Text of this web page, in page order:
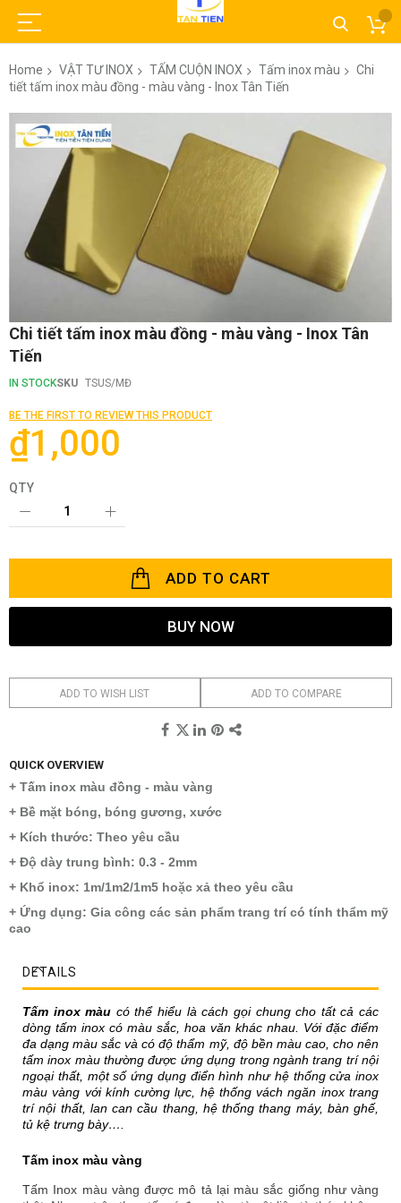
Home VẬT TƯ INOX TẤM CUỘN INOX Tấm inox màu
Chi
tiết tấm inox màu đồng - màu vàng - Inox Tân Tiến
to
the
images
gallery
Skip
the
of
images
gallery
Chi tiết tấm inox màu đồng - màu vàng - Inox Tân
Tiến
IN STOCKSKU TSUS/MĐ
BE THE FIRST TO REVIEW THIS PRODUCT
₫1,000
QTY
ADD TO CART
BUY NOW
ADD TO WISH LIST ADD TO COMPARE
QUICK OVERVIEW
+ Tấm inox màu đồng - màu vàng
+ Bề mặt bóng, bóng gương, xước
+ Kích thước: Theo yêu cầu
+ Độ dày trung bình: 0.3 - 2mm
+ Khổ inox: 1m/1m2/1m5 hoặc xả theo yêu cầu
+ Ứng dụng: Gia công các sản phẩm trang trí có tính thẩm mỹ
cao
DETAILS
Tấm inox màu có thể hiểu là cách gọi chung cho tất cả các
dòng tấm inox có màu sắc, hoa văn khác nhau. Với đặc điểm
đa dạng màu sắc và có độ thẩm mỹ, độ bền màu cao, cho nên
tấm inox màu thường được ứng dụng trong ngành trang trí nội
ngoại thất, một số ứng dụng điển hình như hệ thống cửa inox
màu vàng với kính cường lực, hệ thống vách ngăn inox trang
trí nội thất, lan can cầu thang, hệ thống thang máy, bàn ghế,
tủ kệ trưng bày….
Tấm inox màu vàng
Tấm Inox màu vàng được mô tả lại màu sắc giống như vàng